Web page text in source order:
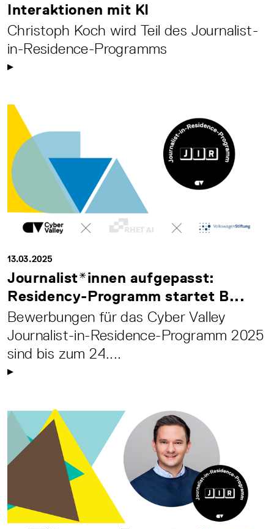
Interaktionen mit KI
Christoph Koch wird Teil des Journalist-
in-Residence-Programms
13.03.2025
Journalist*innen aufgepasst:
Residency-Programm startet B...
Bewerbungen für das Cyber Valley
Journalist-in-Residence-Programm 2025
sind bis zum 24....